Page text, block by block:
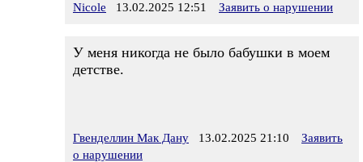
Nicole 13.02.2025 12:51 Заявить о нарушении
У меня никогда не было бабушки в моем
детстве.
Гвенделлин Мак Дану 13.02.2025 21:10
Заявить
о нарушении